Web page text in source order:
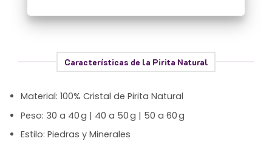
Características de la Pirita Natural
Material: 100% Cristal de Pirita Natural
Peso: 30 a 40 g | 40 a 50 g | 50 a 60 g
Estilo: Piedras y Minerales